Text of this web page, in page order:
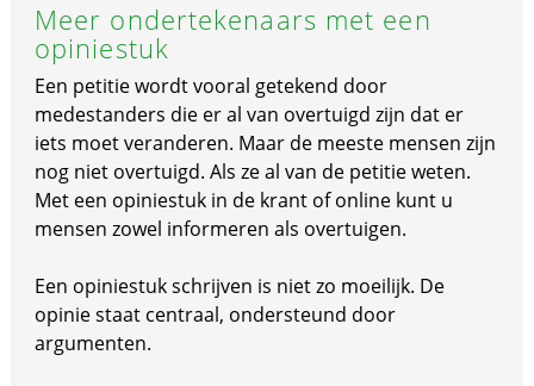
Meer ondertekenaars met een
opiniestuk
Een petitie wordt vooral getekend door
medestanders die er al van overtuigd zijn dat er
iets moet veranderen. Maar de meeste mensen zijn
nog niet overtuigd. Als ze al van de petitie weten.
Met een opiniestuk in de krant of online kunt u
mensen zowel informeren als overtuigen.
Een opiniestuk schrijven is niet zo moeilijk. De
opinie staat centraal, ondersteund door
argumenten.